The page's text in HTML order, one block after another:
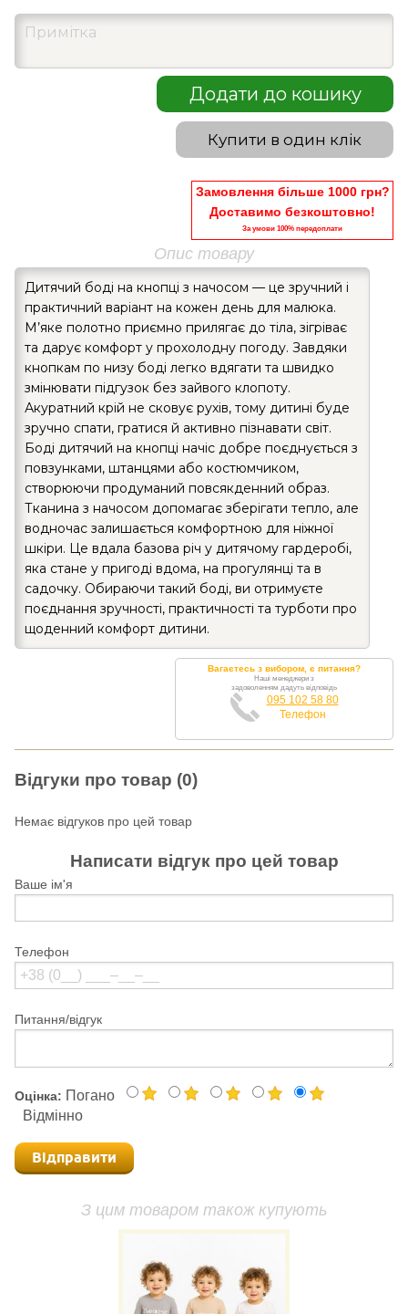
Додати до кошику
Купити в один клік
Замовлення більше 1000 грн?
Доставимо безкоштовно!
За умови 100% передоплати
Опис товару
Дитячий боді на кнопці з начосом — це зручний і
практичний варіант на кожен день для малюка.
М’яке полотно приємно прилягає до тіла, зігріває
та дарує комфорт у прохолодну погоду. Завдяки
кнопкам по низу боді легко вдягати та швидко
змінювати підгузок без зайвого клопоту.
Акуратний крій не сковує рухів, тому дитині буде
зручно спати, гратися й активно пізнавати світ.
Боді дитячий на кнопці начіс добре поєднується з
повзунками, штанцями або костюмчиком,
створюючи продуманий повсякденний образ.
Тканина з начосом допомагає зберігати тепло, але
водночас залишається комфортною для ніжної
шкіри. Це вдала базова річ у дитячому гардеробі,
яка стане у пригоді вдома, на прогулянці та в
садочку. Обираючи такий боді, ви отримуєте
поєднання зручності, практичності та турботи про
щоденний комфорт дитини.
Вагаєтесь з вибором, є питання?
Наші менеджери з
задоволенням дадуть відповідь
095 102 58 80
Телефон
Відгуки про товар (0)
Немає відгуков про цей товар
Написати відгук про цей товар
Ваше ім'я
Телефон
Питання/відгук
Оцінка: Погано
Відмінно
Відправити
З цим товаром також купують